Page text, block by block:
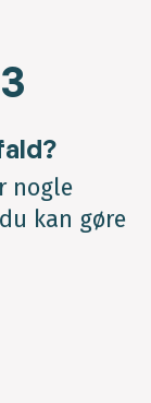
nogle
kan gøre